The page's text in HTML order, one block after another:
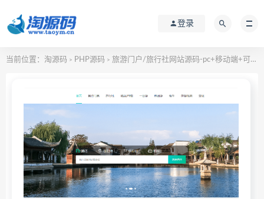
登录
当前位置： 淘源码 > PHP源码 > 旅游门户/旅行社网站源码-pc+移动端+可小程序+强大功能-适合运营周边游/国内游/出境游